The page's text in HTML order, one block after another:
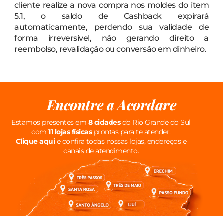
cliente realize a nova compra nos moldes do item
5.1, o saldo de Cashback expirará
automaticamente, perdendo sua validade de
forma irreversível, não gerando direito a
reembolso, revalidação ou conversão em dinheiro.
Encontre a Acordare
Estamos presentes em 8 cidadesdo Rio Grande do Sul
com11 lojas físicasprontas para te atender.
Clique aqui e confira todas nossas lojas, endereços e
canais de atendimento.